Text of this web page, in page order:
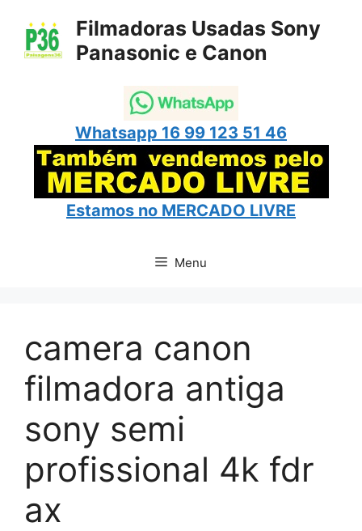
para
Filmadoras Usadas Sony
Panasonic e Canon
Whatsapp 16 99 123 51 46
Estamos no MERCADO LIVRE
Menu
camera canon
filmadora antiga
sony semi
profissional 4k fdr
ax